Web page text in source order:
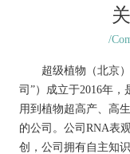
/
司”）成立于2016年
用到植物超高产、高
的公司。公司RNA表
创，公司拥有自主知识